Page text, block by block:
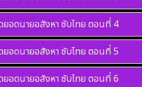
ดนายอสังหา ซับไทยตอนที่ 4
ดนายอสังหา ซับไทยตอนที่ 5
ดนายอสังหา ซับไทยตอนที่ 6